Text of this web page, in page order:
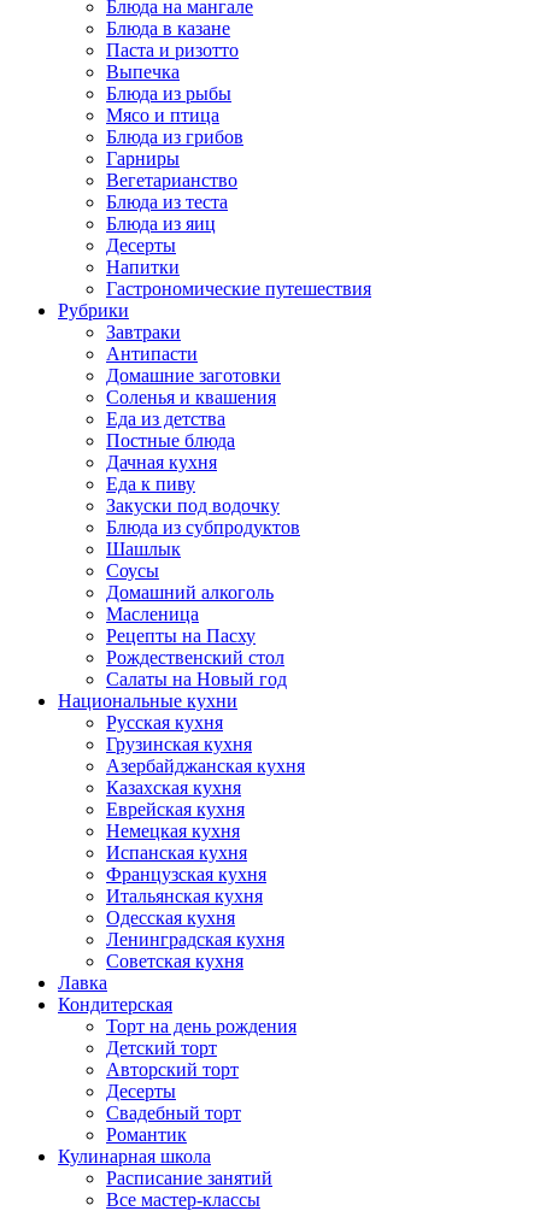
Блюда на мангале
Блюда в казане
Паста и ризотто
Выпечка
Блюда из рыбы
Мясо и птица
Блюда из грибов
Гарниры
Вегетарианство
Блюда из теста
Блюда из яиц
Десерты
Напитки
Гастрономические путешествия
Рубрики
Завтраки
Антипасти
Домашние заготовки
Соленья и квашения
Еда из детства
Постные блюда
Дачная кухня
Еда к пиву
Закуски под водочку
Блюда из субпродуктов
Шашлык
Соусы
Домашний алкоголь
Масленица
Рецепты на Пасху
Рождественский стол
Салаты на Новый год
Национальные кухни
Русская кухня
Грузинская кухня
Азербайджанская кухня
Казахская кухня
Еврейская кухня
Немецкая кухня
Испанская кухня
Французская кухня
Итальянская кухня
Одесская кухня
Ленинградская кухня
Советская кухня
Лавка
Кондитерская
Торт на день рождения
Детский торт
Авторский торт
Десерты
Свадебный торт
Романтик
Кулинарная школа
Расписание занятий
Все мастер-классы